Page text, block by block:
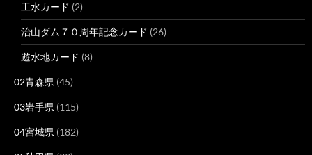
工水カード (2)
治山ダム７０周年記念カード (26)
遊水地カード (8)
02青森県 (45)
03岩手県 (115)
04宮城県 (182)